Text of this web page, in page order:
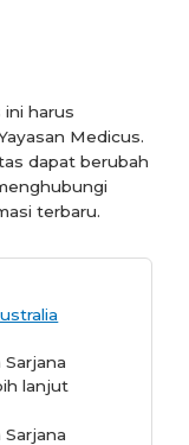
harus
Medicus.
dapat berubah
terbaru.
Sarjana
lanjut
Sarjana